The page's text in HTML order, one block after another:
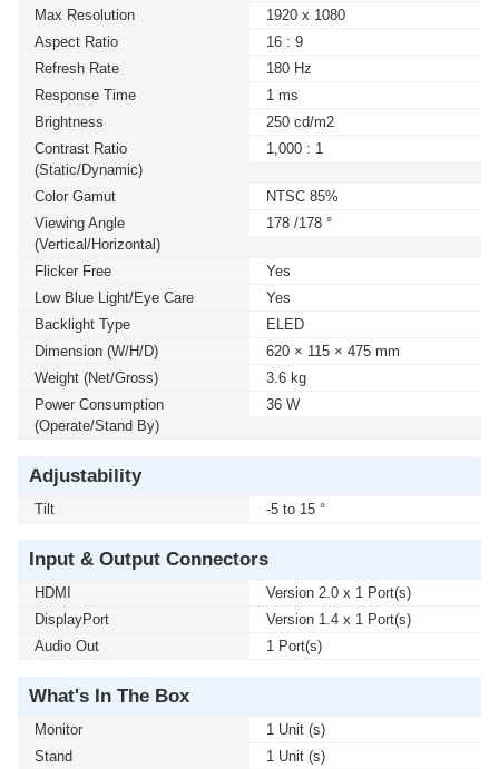
Max Resolution
1920 x 1080
Aspect Ratio
16 : 9
Refresh Rate
180 Hz
Response Time
1 ms
Brightness
250 cd/m2
Contrast Ratio
(static/dynamic)
1,000 : 1
Color Gamut
NTSC 85%
Viewing Angle
(Vertical/Horizontal)
178 /178 °
Flicker Free
Yes
Low Blue Light/Eye Care
Yes
Backlight Type
ELED
Dimension (W/H/D)
620 × 115 × 475 mm
Weight (Net/Gross)
3.6 kg
Power Consumption
(Operate/Stand By)
36 W
Adjustability
Tilt -5 to 15 °
Input & Output Connectors
HDMI
Version 2.0 x 1 Port(s)
DisplayPort
Version 1.4 x 1 Port(s)
Audio Out
1 Port(s)
What's In The Box
Monitor
1 Unit (s)
Stand
1 Unit (s)